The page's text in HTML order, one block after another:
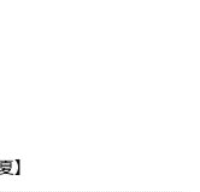
】